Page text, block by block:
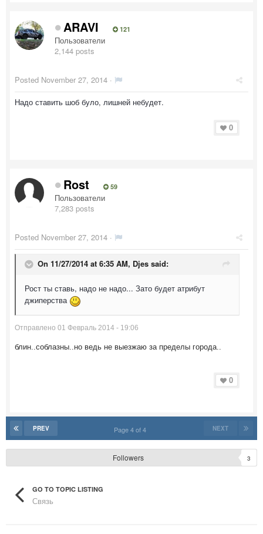
ARAVI 121
Пользователи
2,144 posts
Posted November 27, 2014 ·
Надо ставить шоб було, лишней небудет.
0
Rost 59
Пользователи
7,283 posts
Posted November 27, 2014 ·
On 11/27/2014 at 6:35 AM, Djes said:
Рост ты ставь, надо не надо... Зато будет атрибут
джиперства
Отправлено 01 Февраль 2014 - 19:06
блин..соблазны..но ведь не выезжаю за пределы города..
0
PREV NEXT
Page 4 of 4
Followers 3
GO TO TOPIC LISTING
Связь